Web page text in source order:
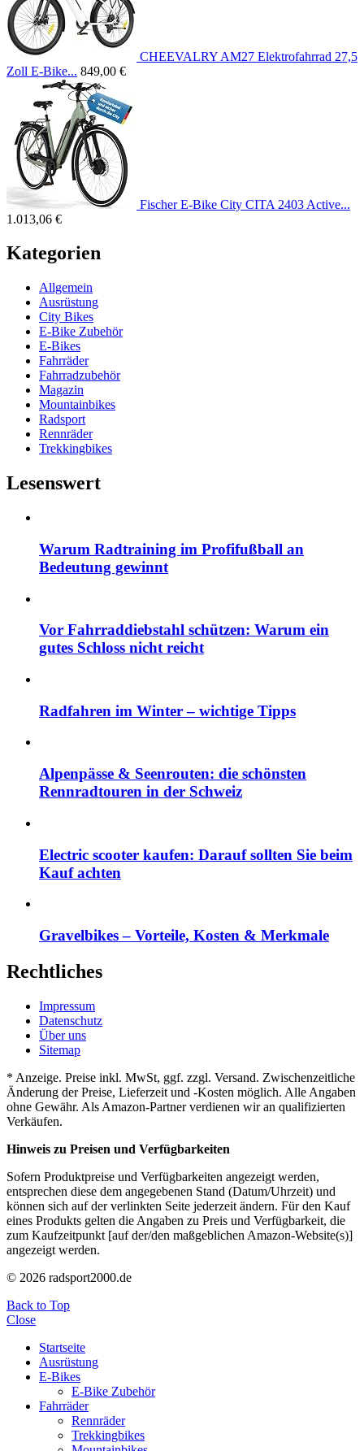
CHEEVALRY AM27 Elektrofahrrad 27,5
Zoll E-Bike... 849,00 €
Fischer E-Bike City CITA 2403 Active...
1.013,06 €
Kategorien
Allgemein
Ausrüstung
City Bikes
E-Bike Zubehör
E-Bikes
Fahrräder
Fahrradzubehör
Magazin
Mountainbikes
Radsport
Rennräder
Trekkingbikes
Lesenswert
Warum Radtraining im Profifußball an
Bedeutung gewinnt
Vor Fahrraddiebstahl schützen: Warum ein
gutes Schloss nicht reicht
Radfahren im Winter – wichtige Tipps
Alpenpässe & Seenrouten: die schönsten
Rennradtouren in der Schweiz
Electric scooter kaufen: Darauf sollten Sie beim
Kauf achten
Gravelbikes – Vorteile, Kosten & Merkmale
Rechtliches
Impressum
Datenschutz
Über uns
Sitemap
* Anzeige. Preise inkl. MwSt, ggf. zzgl. Versand. Zwischenzeitliche
Änderung der Preise, Lieferzeit und -Kosten möglich. Alle Angaben
ohne Gewähr. Als Amazon-Partner verdienen wir an qualifizierten
Verkäufen.
Hinweis zu Preisen und Verfügbarkeiten
Sofern Produktpreise und Verfügbarkeiten angezeigt werden,
entsprechen diese dem angegebenen Stand (Datum/Uhrzeit) und
können sich auf der verlinkten Seite jederzeit ändern. Für den Kauf
eines Produkts gelten die Angaben zu Preis und Verfügbarkeit, die
zum Kaufzeitpunkt [auf der/den maßgeblichen Amazon-Website(s)]
angezeigt werden.
© 2026 radsport2000.de
Back to Top
Close
Startseite
Ausrüstung
E-Bikes
E-Bike Zubehör
Fahrräder
Rennräder
Trekkingbikes